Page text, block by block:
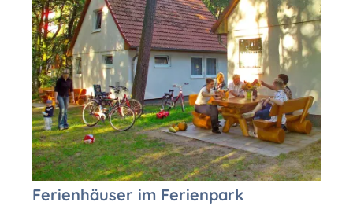
Ferienhäuser im Ferienpark